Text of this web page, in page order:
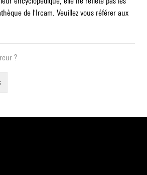
de l'Ircam. Veuillez vous référer aux
?